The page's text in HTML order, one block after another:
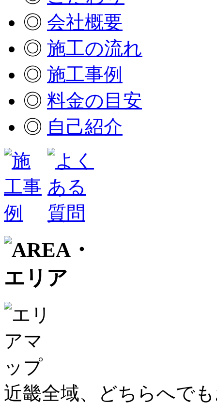
◎ 会社概要
◎ 施工の流れ
◎ 施工事例
◎ 料金の目安
◎ 自己紹介
近畿全域、どちらへで